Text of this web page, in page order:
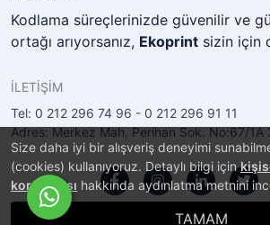
Size daha iyi bir alışveriş deneyimi
(cookies) kullanıyoruz. Detaylı bilgi için
korunması hakkında aydınlatma metnini
TAMAM
Kodlama süreçlerinizde güvenilir ve
ortağı arıyorsanız, Ekoprint sizin için
İLETİŞİM
Tel: 0 212 296 74 96 - 0 212 296 91 11
Adres: Merkez Mah. Perihan Sok. No:67/